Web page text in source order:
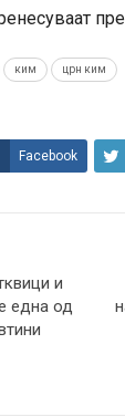
ким црн ким
Facebook
и
една од